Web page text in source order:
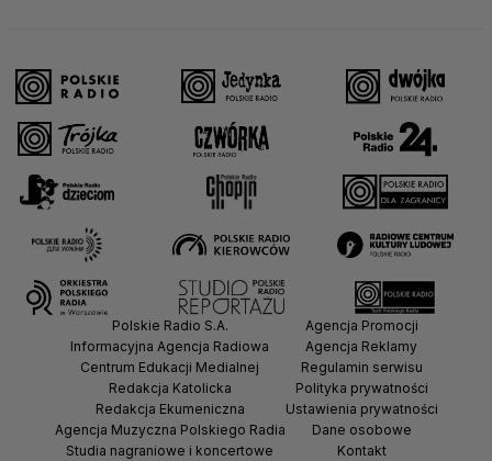
Polskie Radio S.A.
Informacyjna Agencja Radiowa
Centrum Edukacji Medialnej
Redakcja Katolicka
Redakcja Ekumeniczna
Agencja Muzyczna Polskiego Radia
Studia nagraniowe i koncertowe
Agencja Promocji
Agencja Reklamy
Regulamin serwisu
Polityka prywatności
Ustawienia prywatności
Dane osobowe
Kontakt